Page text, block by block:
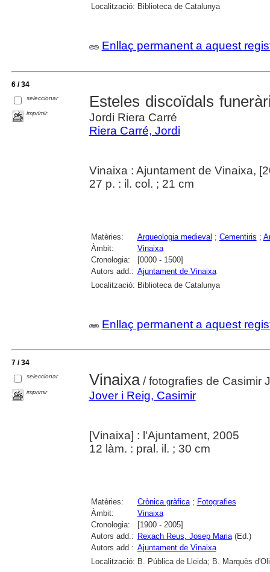
Localització: Biblioteca de Catalunya
Enllaç permanent a aquest
6 / 34
seleccionar
imprimir
Esteles discoïdals
Jordi Riera Carré
Riera Carré, Jordi
Vinaixa : Ajuntament de Vinaixa,
27 p. : il. col. ; 21 cm
Matèries: Arqueologia medieval ; Cementiris ;
Àmbit:
Vinaixa
Cronologia:
[0000 - 1500]
Autors add.: Ajuntament de Vinaixa
Localització: Biblioteca de Catalunya
Enllaç permanent a aquest
7 / 34
seleccionar
imprimir
Vinaixa/ fotografies de Casimir
Jover i Reig, Casimir
[Vinaixa] : l'Ajuntament, 2005
12 làm. : pral. il. ; 30 cm
Matèries: Crònica gràfica; Fotografies
Àmbit:
Vinaixa
Cronologia:
[1900 - 2005]
Autors add.: Rexach Reus, Josep Maria(Ed.)
Autors add.: Ajuntament de Vinaixa
Localització: B. Pública de Lleida; B. Marquès